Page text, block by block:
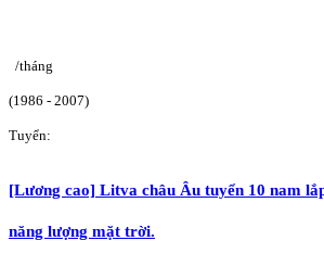
/tháng
(1986 - 2007)
Tuyển:
[Lương cao] Litva châu Âu tuyển 10 nam
năng lượng mặt trời.